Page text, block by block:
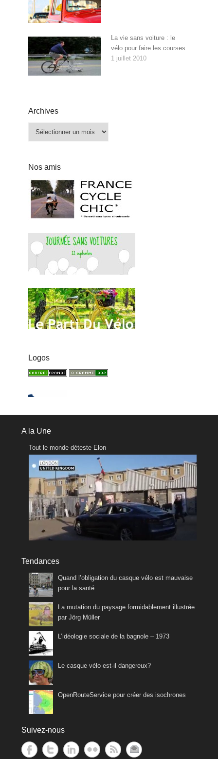
La vie sans voiture : le
vélo pour faire les courses
1 juillet 2010
Archives
Archives
Nos amis
Logos
A la Une
Tout le monde déteste Elon
Tendances
Quand l’obligation du casque vélo est mauvaise
pour la santé
La mutation du paysage formidablement illustrée
par Jörg Müller
L’idéologie sociale de la bagnole – 1973
Le casque vélo est-il dangereux?
OpenRouteService pour créer des isochrones
Suivez-nous